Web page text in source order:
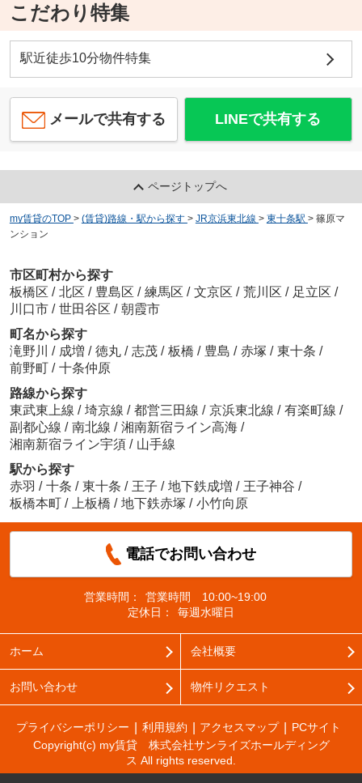
こだわり特集
駅近徒歩10分物件特集
メールで共有する LINEで共有する
ページトップへ
my賃貸のTOP > (賃貸)路線・駅から探す > JR京浜東北線 > 東十条駅 > 篠原マ
ンション
市区町村から探す
板橋区 / 北区 / 豊島区 / 練馬区 / 文京区 / 荒川区 / 足立区 /
川口市 / 世田谷区 / 朝霞市
町名から探す
滝野川 / 成増 / 徳丸 / 志茂 / 板橋 / 豊島 / 赤塚 / 東十条 /
前野町 / 十条仲原
路線から探す
東武東上線 / 埼京線 / 都営三田線 / 京浜東北線 / 有楽町線 /
副都心線 / 南北線 / 湘南新宿ライン高海 /
湘南新宿ライン宇須 / 山手線
駅から探す
赤羽 / 十条 / 東十条 / 王子 / 地下鉄成増 / 王子神谷 /
板橋本町 / 上板橋 / 地下鉄赤塚 / 小竹向原
電話でお問い合わせ
営業時間：
営業時間 10:00~19:00
定休日：
毎週水曜日
ホーム 会社概要
お問い合わせ 物件リクエスト
プライバシーポリシー 利用規約 アクセスマップ
PCサイト
Copyright(c) my賃貸 株式会社サンライズホールディング
ス All rights reserved.